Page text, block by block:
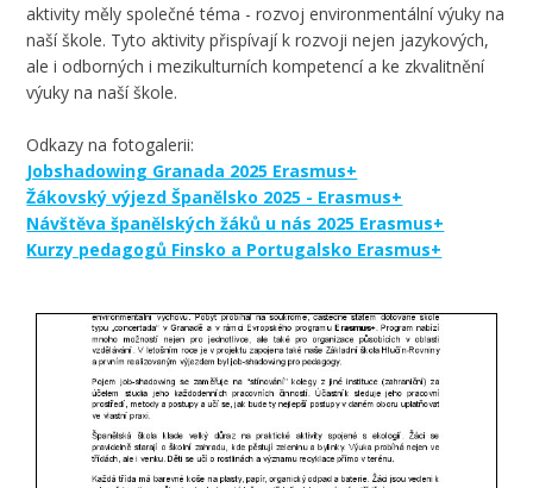
aktivity měly společné téma - rozvoj environmentální výuky na
naší škole. Tyto aktivity přispívají k rozvoji nejen jazykových,
ale i odborných i mezikulturních kompetencí a ke zkvalitnění
výuky na naší škole.
Odkazy na fotogalerii:
Jobshadowing Granada 2025 Erasmus+
Žákovský výjezd Španělsko 2025 - Erasmus+
Návštěva španělských žáků u nás 2025 Erasmus+
Kurzy pedagogů Finsko a Portugalsko Erasmus+